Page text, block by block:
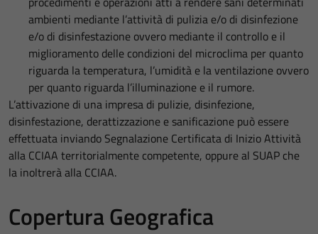
ambienti mediante l’attività di pulizia e/o di disinfezione
e/o di disinfestazione ovvero mediante il controllo e il
miglioramento delle condizioni del microclima per quanto
riguarda la temperatura, l’umidità e la ventilazione ovvero
per quanto riguarda l’illuminazione e il rumore.
L’attivazione di una impresa di pulizie, disinfezione,
disinfestazione, derattizzazione e sanificazione può essere
effettuata inviando Segnalazione Certificata di Inizio Attività
alla CCIAA territorialmente competente, oppure al SUAP che
la inoltrerà alla CCIAA.
Copertura Geografica